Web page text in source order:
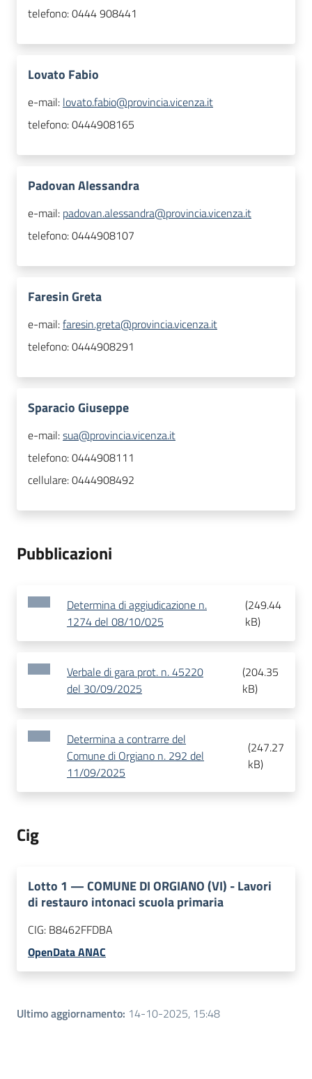
telefono:0444 908441
Lovato Fabio
e-mail: lovato.fabio@provincia.vicenza.it
telefono:0444908165
Padovan Alessandra
e-mail: padovan.alessandra@provincia.vicenza.it
telefono:0444908107
Faresin Greta
e-mail:faresin.greta@provincia.vicenza.it
telefono:0444908291
Sparacio Giuseppe
e-mail:sua@provincia.vicenza.it
telefono:0444908111
cellulare:0444908492
Pubblicazioni
Determina di aggiudicazione n.
1274 del 08/10/025
(249.44
kB)
Verbale di gara prot. n. 45220
del 30/09/2025
(204.35
kB)
Determina a contrarre del
Comune di Orgiano n. 292 del
11/09/2025
(247.27
kB)
Cig
Lotto 1 —COMUNE DI ORGIANO (VI) - Lavori
di restauro intonaci scuola primaria
CIG: B8462FFDBA
OpenData ANAC
Ultimo aggiornamento: 14-10-2025, 15:48